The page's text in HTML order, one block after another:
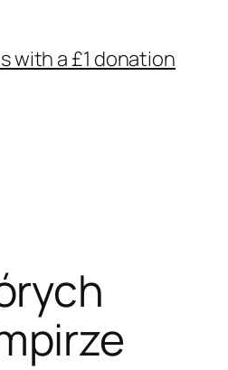
with a £1 donation